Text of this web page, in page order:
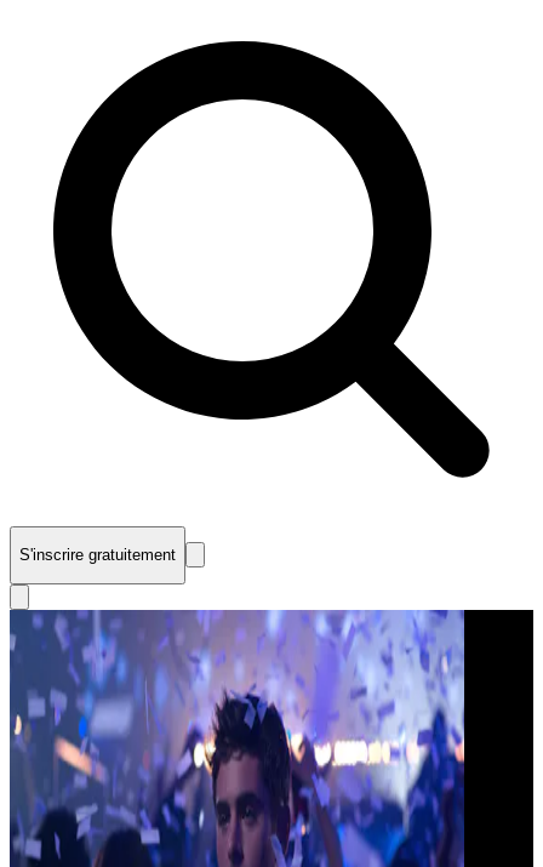
S'inscrire gratuitement